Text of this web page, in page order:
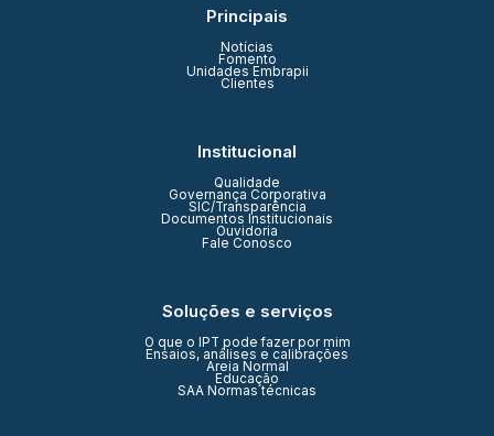
Principais
Notícias
Fomento
Unidades Embrapii
Clientes
Institucional
Qualidade
Governança Corporativa
SIC/Transparência
Documentos Institucionais
Ouvidoria
Fale Conosco
Soluções e serviços
O que o IPT pode fazer por mim
Ensaios, análises e calibrações
Areia Normal
Educação
SAA Normas técnicas